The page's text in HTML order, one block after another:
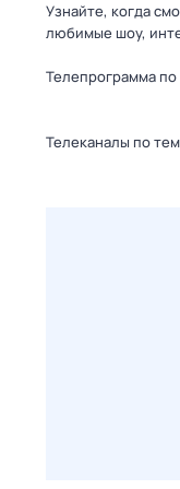
Узнайте, когда
любимые шоу,
Телепрограмма по
Телеканалы по